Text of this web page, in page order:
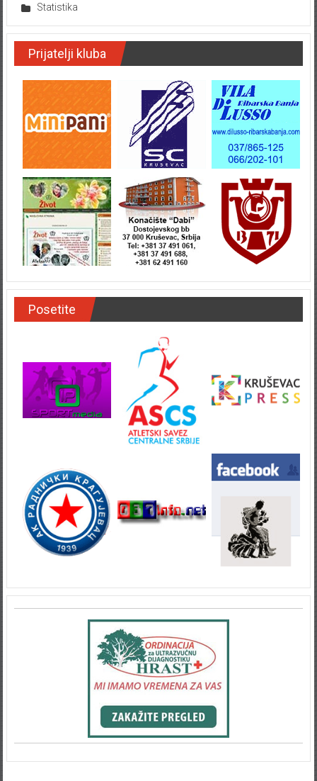
Statistika
Prijatelji kluba
Posetite